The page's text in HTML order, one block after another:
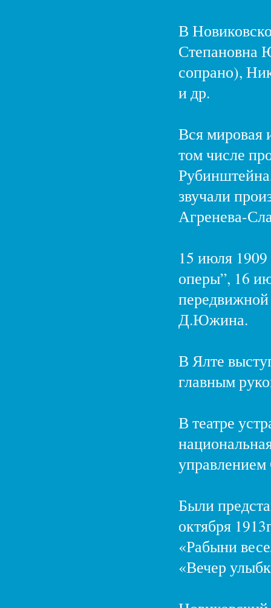
В
Степановна
сопрано),
и др.
Вся мировая
том числе
звучали
Агренева-
15 июля 1909
оперы”, 16
Д.Южина.
В Ялте
главным
В театре
управлением
Были
октября
«Рабыни
«Вечер